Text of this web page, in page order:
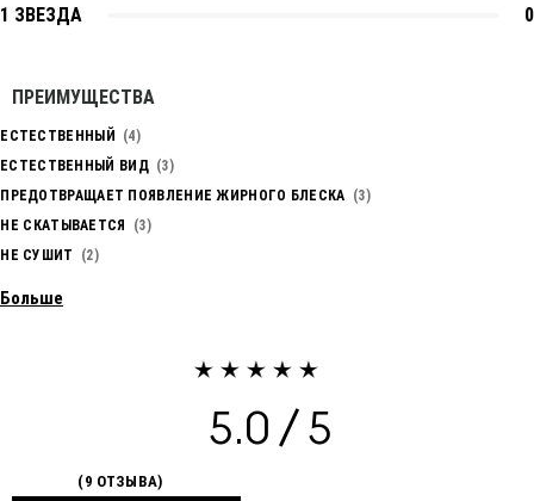
1 ЗВЕЗДА 0
ПРЕИМУЩЕСТВА
ЕСТЕСТВЕННЫЙ
4
ЕСТЕСТВЕННЫЙ ВИД
3
ПРЕДОТВРАЩАЕТ ПОЯВЛЕНИЕ ЖИРНОГО БЛЕСКА
3
НЕ СКАТЫВАЕТСЯ
3
НЕ СУШИТ
2
Больше
5.0
9 ОТЗЫВА